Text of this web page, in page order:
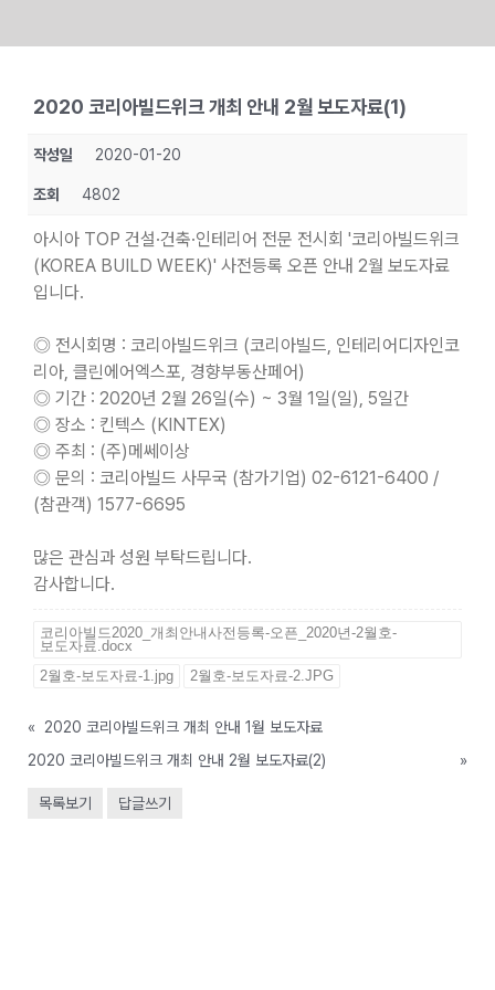
content2020 코리아빌드위크 개최 안내 2월 보도자료(1)
작성일 2020-01-20
조회 4802
아시아 TOP 건설·건축·인테리어 전문 전시회 '코리아빌드위크
(KOREA BUILD WEEK)' 사전등록 오픈 안내 2월 보도자료
입니다.
◎ 전시회명 : 코리아빌드위크 (코리아빌드, 인테리어디자인코
리아, 클린에어엑스포, 경향부동산페어)
◎ 기간 : 2020년 2월 26일(수) ~ 3월 1일(일), 5일간
◎ 장소 : 킨텍스 (KINTEX)
◎ 주최 : (주)메쎄이상
◎ 문의 : 코리아빌드 사무국 (참가기업) 02-6121-6400 /
(참관객) 1577-6695
많은 관심과 성원 부탁드립니다.
감사합니다.
코리아빌드2020_개최안내사전등록-오픈_2020년-2월호-
보도자료.docx
2월호-보도자료-1.jpg
2월호-보도자료-2.JPG
«
2020 코리아빌드위크 개최 안내 1월 보도자료
2020 코리아빌드위크 개최 안내 2월 보도자료(2)
»
목록보기 답글쓰기